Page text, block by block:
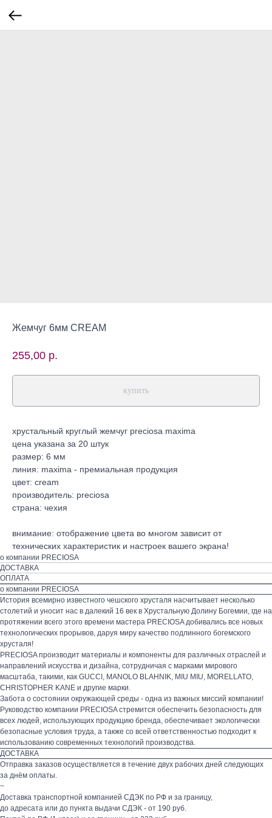
Жемчуг 6мм CREAM
255,00 р.
купить
хрустальный круглый жемчуг preciosa maxima
цена указана за 20 штук
размер: 6 мм
линия: maxima - премиальная продукция
цвет: cream
производитель: preciosa
страна: чехия
внимание: отображение цвета во многом зависит от
технических характеристик и настроек вашего экрана!
о компании PRECIOSA
ДОСТАВКА
ОПЛАТА
о компании PRECIOSA
История всемирно известного чешского хрусталя насчитывает несколько
столетий и уносит нас в далекий 16 век в Хрустальную Долину Богемии, где на
протяжении всего этого времени мастера PRECIOSA добивались все новых
технологических прорывов, даруя миру качество подлинного богемского
хрусталя!
PRECIOSA производит материалы и компоненты для различных отраслей и
направлений искусства и дизайна, сотрудничая с марками мирового
масштаба, такими, как GUCCI, MANOLO BLAHNIK, MIU MIU, MORELLATO,
CHRISTOPHER KANE и другие марки.
Забота о состоянии окружающей среды - одна из важных миссий компании!
Руководство компании PRECIOSA стремится обеспечить безопасность для
всех людей, использующих продукцию бренда, обеспечивает экологически
безопасные условия труда, а также со всей ответственностью подходит к
использованию современных технологий производства.
ДОСТАВКА
Отправка заказов осуществляется в течение двух рабочих дней следующих
за днём оплаты.
~
Доставка транспортной компанией СДЭК по РФ и за границу,
до адресата или до пункта выдачи СДЭК - от 190 руб.